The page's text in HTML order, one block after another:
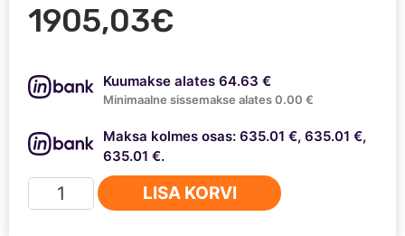
1905,03€
Kuumakse alates 64.63 €
Minimaalne sissemakse alates 0.00 €
Maksa kolmes osas: 635.01 €, 635.01 €,
635.01 €.
Isuzu
D-
LISA KORVI